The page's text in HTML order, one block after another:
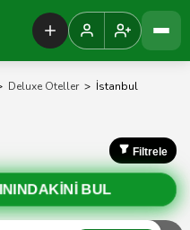
Deluxe Oteller > İstanbul
Filtrele
BUL